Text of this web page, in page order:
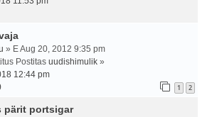
» E Aug 20, 2012 9:35 pm
Postitas uudishimulik »
12:44 pm
1 2
pärit portsigar